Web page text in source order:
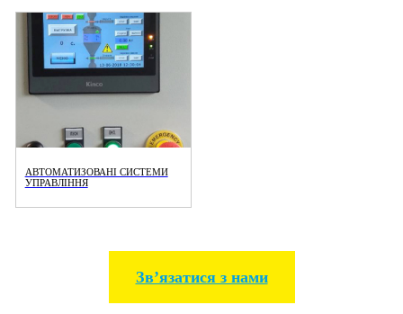
АВТОМАТИЗОВАНІ СИСТЕМИ
УПРАВЛІННЯ
Звʼязатися з нами